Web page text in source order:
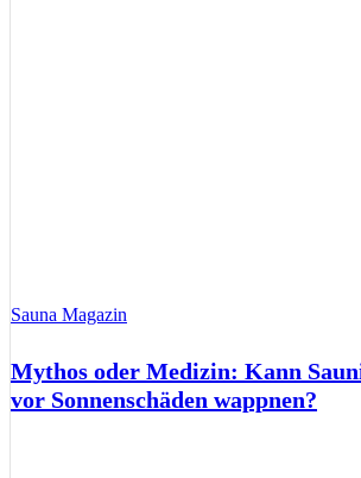
Sauna Magazin
Mythos oder Medizin: Kann
vor Sonnenschäden wappnen?